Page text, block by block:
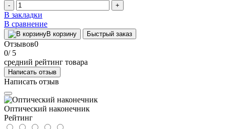
- +
В закладки
В сравнение
В корзину Быстрый заказ
Отзывов0
0/ 5
средний рейтинг товара
Написать отзыв
Написать отзыв
Оптический наконечник
Рейтинг